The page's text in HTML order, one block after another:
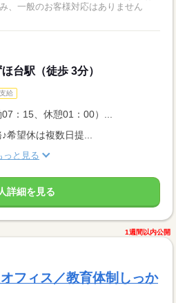
、一般のお客様対応はありません
台駅（徒歩 3分）
給
：15、休憩01：00）...
望休は複数日提...
っと見る
詳細を見る
1週間以内公開
フィス／教育体制しっか